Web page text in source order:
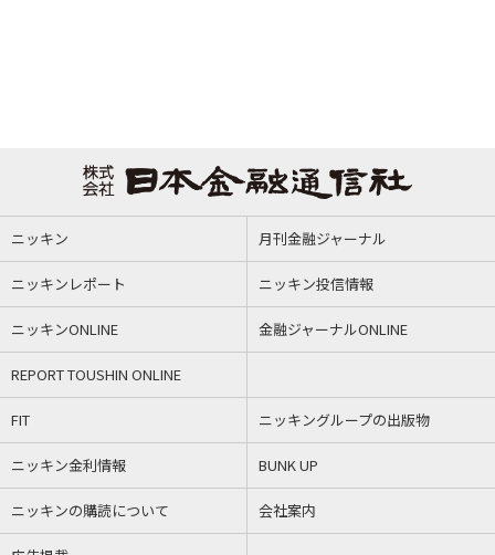
ニッキン 月刊金融ジャーナル
ニッキンレポート ニッキン投信情報
ニッキンONLINE 金融ジャーナルONLINE
REPORT TOUSHIN ONLINE
FIT ニッキングループの出版物
ニッキン金利情報 BUNK UP
ニッキンの購読について 会社案内